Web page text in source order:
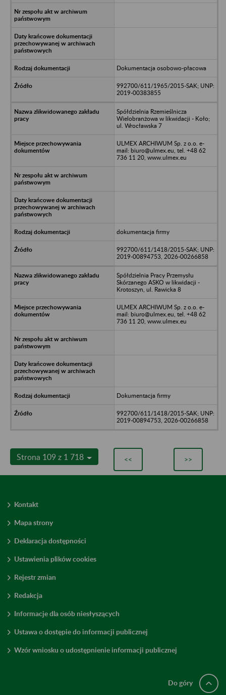
Dokumentacja osobowo-płacowa
992700/611/1965/2015-SAK; UNP:
2019-00383855
Spółdzielnia Rzemieślnicza
Wielobranżowa w likwidacji - Koło;
ul. Wrocławska 7
ULMEX ARCHIWUM Sp. z o.o. e-
mail: biuro@ulmex.eu, tel. +48 62
736 11 20, www.ulmex.eu
dokumentacja firmy
992700/611/1418/2015-SAK; UNP:
2019-00894753, 2026-00266858
Spółdzielnia Pracy Przemysłu
Skórzanego ASKO w likwidacji -
Krotoszyn, ul. Rawicka 8
ULMEX ARCHIWUM Sp. z o.o. e-
mail: biuro@ulmex.eu, tel. +48 62
736 11 20, www.ulmex.eu
Dokumentacja firmy
992700/611/1418/2015-SAK; UNP:
2019-00894753, 2026-00266858
Strona 109 z 1 718 << >>
Kontakt
Mapa strony
Deklaracja dostępności
Ustawienia plików cookies
Rejestr zmian
Redakcja
Informacje dla osób niesłyszących
Ustawa o dostępie do informacji publicznej
Wzór wniosku o udostępnienie informacji publicznej
Do góry